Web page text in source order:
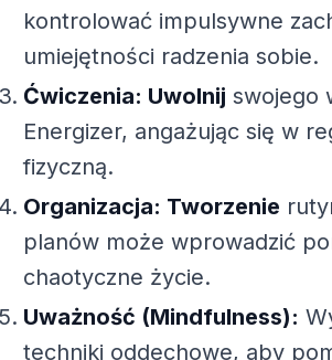
kontrolować impulsywne
umiejętności radzenia sobie.
Ćwiczenia: Uwolnij swojego
Energizer, angażując się w
fizyczną.
Organizacja: Tworzenie
planów może wprowadzić
chaotyczne życie.
Uważność (Mindfulness):
techniki oddechowe, aby